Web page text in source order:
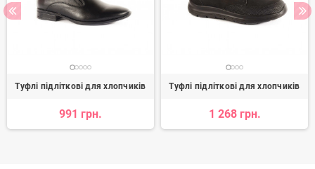
Туфлі підліткові для хлопчиків
991 грн.
Туфлі підліткові для хлопчиків
1 268 грн.